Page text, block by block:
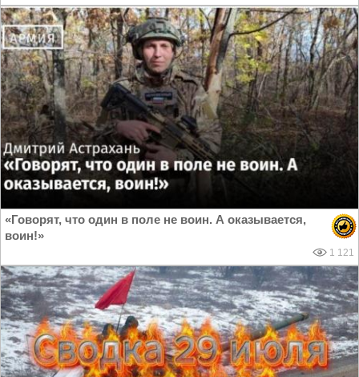
«Говорят, что один в поле не воин. А оказывается,
воин!»
1 121